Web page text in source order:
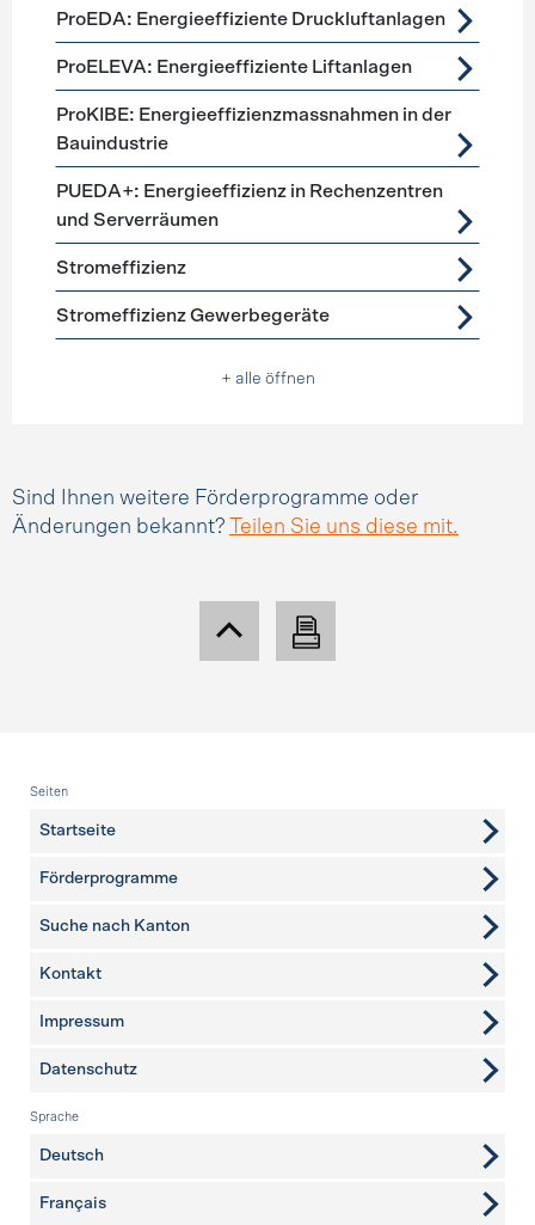
ProEDA: Energieeffiziente Druckluftanlagen
ProELEVA: Energieeffiziente Liftanlagen
ProKIBE: Energieeffizienzmassnahmen in der
Bauindustrie
PUEDA+: Energieeffizienz in Rechenzentren
und Serverräumen
Stromeffizienz
Stromeffizienz Gewerbegeräte
+ alle öffnen
Sind Ihnen weitere Förderprogramme oder
Änderungen bekannt?
Teilen Sie uns diese mit.
Fusszeile
Seiten
Startseite
Förderprogramme
Suche nach Kanton
weitere Seiten
Kontakt
Impressum
Datenschutz
Sprache
Deutsch
Français